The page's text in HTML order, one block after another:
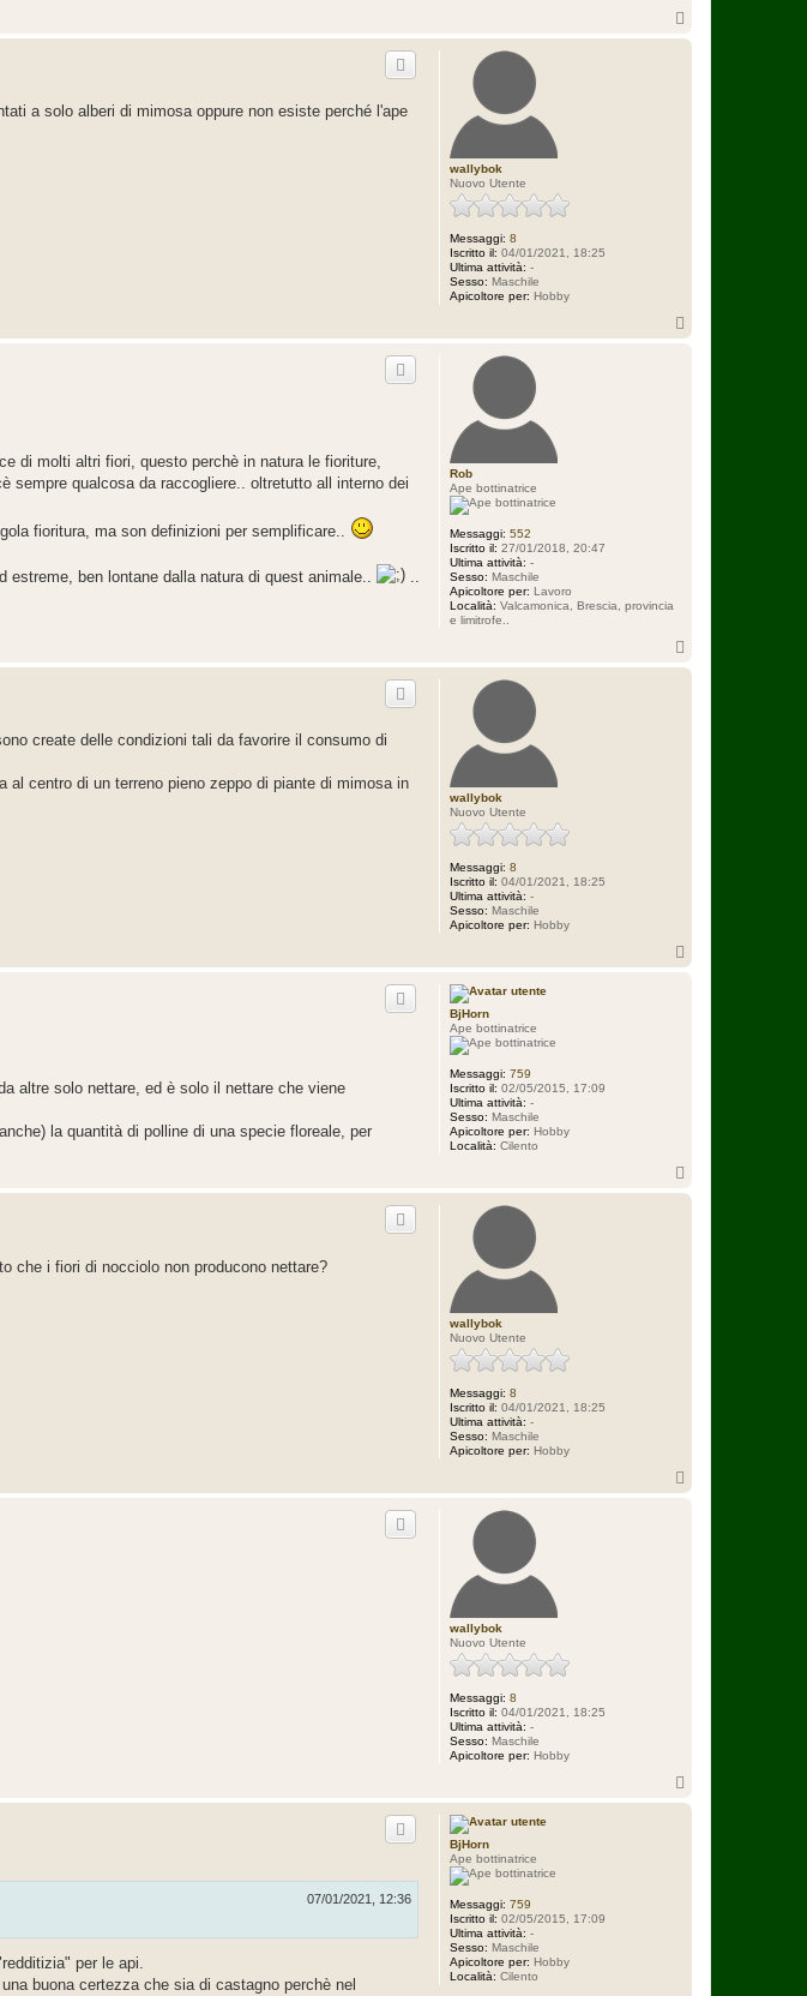
wallybok
Nuovo Utente
Messaggi: 8
Iscritto il: 04/01/2021, 18:25
Ultima attività: -
Sesso: Maschile
Apicoltore per: Hobby
a solo alberi di mimosa oppure non esiste perché l'ape
Rob
Ape bottinatrice
Messaggi: 552
Iscritto il: 27/01/2018, 20:47
Ultima attività: -
Sesso: Maschile
Apicoltore per: Lavoro
Località: Valcamonica, Brescia, provincia
e limitrofe..
di molti altri fiori, questo perchè in natura le fioriture,
sempre qualcosa da raccogliere.. oltretutto all interno dei
fioritura, ma son definizioni per semplificare..
ben lontane dalla natura di quest animale..
..
wallybok
Nuovo Utente
Messaggi: 8
Iscritto il: 04/01/2021, 18:25
Ultima attività: -
Sesso: Maschile
Apicoltore per: Hobby
create delle condizioni tali da favorire il consumo di
centro di un terreno pieno zeppo di piante di mimosa in
BjHorn
Ape bottinatrice
Messaggi: 759
Iscritto il: 02/05/2015, 17:09
Ultima attività: -
Sesso: Maschile
Apicoltore per: Hobby
Località: Cilento
altre solo nettare, ed è solo il nettare che viene
la quantità di polline di una specie floreale, per
wallybok
Nuovo Utente
Messaggi: 8
Iscritto il: 04/01/2021, 18:25
Ultima attività: -
Sesso: Maschile
Apicoltore per: Hobby
che i fiori di nocciolo non producono nettare?
wallybok
Nuovo Utente
Messaggi: 8
Iscritto il: 04/01/2021, 18:25
Ultima attività: -
Sesso: Maschile
Apicoltore per: Hobby
BjHorn
Ape bottinatrice
Messaggi: 759
Iscritto il: 02/05/2015, 17:09
Ultima attività: -
Sesso: Maschile
Apicoltore per: Hobby
Località: Cilento
07/01/2021, 12:36
per le api.
buona certezza che sia di castagno perchè nel